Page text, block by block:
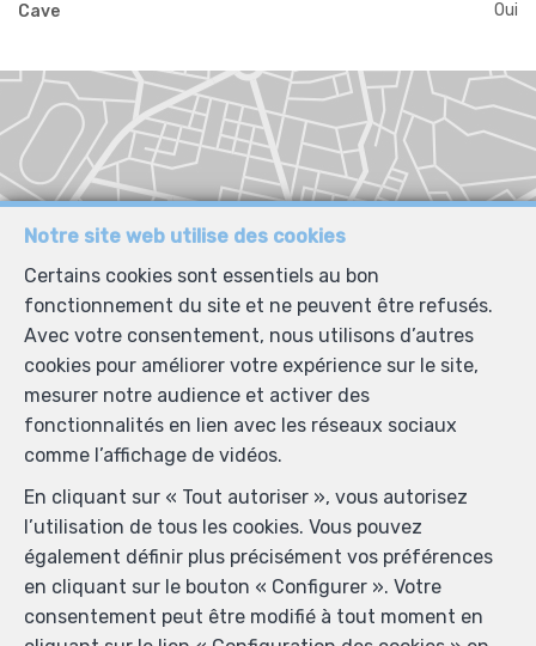
Cave Oui
Notre site web utilise des cookies
Certains cookies sont essentiels au bon
fonctionnement du site et ne peuvent être refusés.
Avec votre consentement, nous utilisons d’autres
cookies pour améliorer votre expérience sur le site,
mesurer notre audience et activer des
fonctionnalités en lien avec les réseaux sociaux
comme l’affichage de vidéos.
En cliquant sur « Tout autoriser », vous autorisez
l’utilisation de tous les cookies. Vous pouvez
également définir plus précisément vos préférences
en cliquant sur le bouton « Configurer ». Votre
consentement peut être modifié à tout moment en